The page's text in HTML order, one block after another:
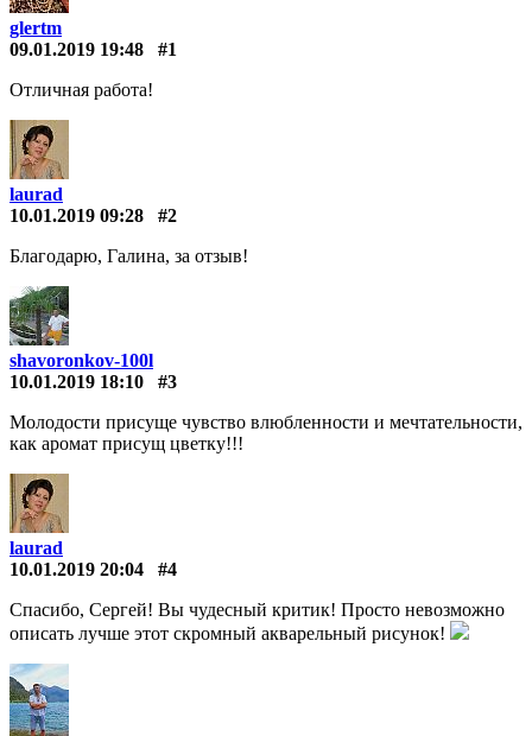
glertm
09.01.2019 19:48
#1
Отличная работа!
laurad
10.01.2019 09:28
#2
Благодарю, Галина, за отзыв!
shavoronkov-100l
10.01.2019 18:10
#3
Молодости присуще чувство влюбленности и мечтательности,
как аромат присущ цветку!!!
laurad
10.01.2019 20:04
#4
Спасибо, Сергей! Вы чудесный критик! Просто невозможно
описать лучше этот скромный акварельный рисунок!